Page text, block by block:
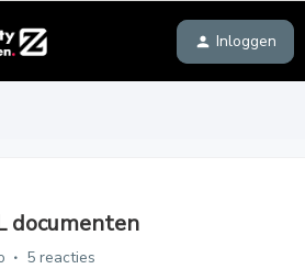
Inloggen
documenten
5 reacties